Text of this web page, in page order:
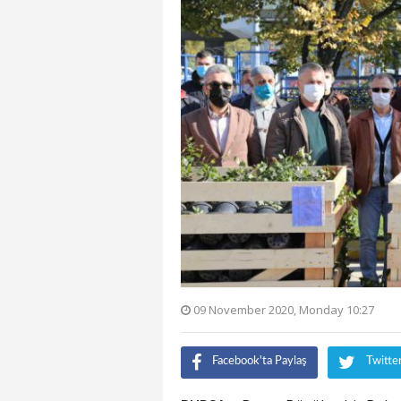
09 November 2020, Monday 10:27
Facebook'ta Paylaş